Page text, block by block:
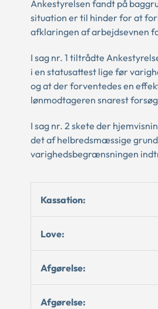
Ankestyrelsen fandt på
situation er til hinder for at
afklaringen af arbejdsevnen
I sag nr. 1 tiltrådte
i en statusattest lige før
og at der forventedes en
lønmodtageren snarest
I sag nr. 2 skete der
det af helbredsmæssige
varighedsbegrænsningen
Kassation:
Love:
Afgørelse:
Afgørelse: